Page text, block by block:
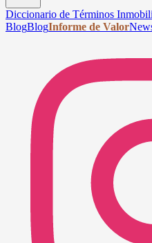
Diccionario de Términos
BlogBlogInforme de Valor